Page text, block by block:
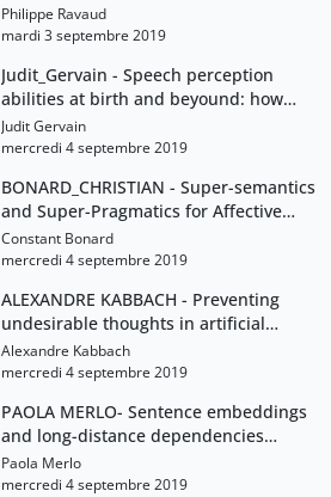
résultats en Médecine
Philippe Ravaud
mardi 3 septembre 2019
Judit_Gervain - Speech perception
abilities at birth and beyound: how
prenatal experiences shapes speech
perception and language development
Judit Gervain
mercredi 4 septembre 2019
BONARD_CHRISTIAN - Super-semantics
and Super-Pragmatics for Affective
Meaning
Constant Bonard
mercredi 4 septembre 2019
ALEXANDRE KABBACH - Preventing
undesirable thoughts in artificial
intelligence
Alexandre Kabbach
mercredi 4 septembre 2019
PAOLA MERLO- Sentence embeddings
and long-distance dependencies
effects in French and English
Paola Merlo
mercredi 4 septembre 2019